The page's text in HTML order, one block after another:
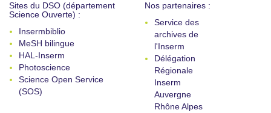
Sites du DSO (département
Science Ouverte) :
Insermbiblio
MeSH bilingue
HAL-Inserm
Photoscience
Science Open Service
(SOS)
Nos partenaires :
Service des
archives de
l'Inserm
Délégation
Régionale
Inserm
Auvergne
Rhône Alpes